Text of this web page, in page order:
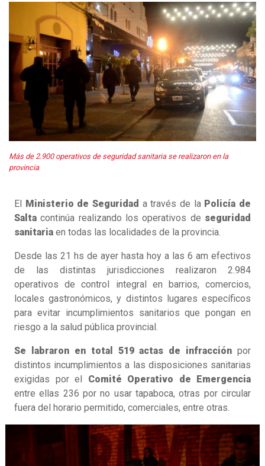
Más de 2.900 operativos de seguridad sanitaria se realizaron en la
provincia
El Ministerio de Seguridad a través de la Policía de
Salta continúa realizando los operativos de seguridad
sanitaria en todas las localidades de la provincia.
Desde las 21 hs de ayer hasta hoy a las 6 am efectivos
de las distintas jurisdicciones realizaron 2.984
operativos de control integral en barrios, comercios,
locales gastronómicos, y distintos lugares específicos
para evitar incumplimientos sanitarios que pongan en
riesgo a la salud pública provincial.
Se labraron en total 519 actas de infracción por
distintos incumplimientos a las disposiciones sanitarias
exigidas por el Comité Operativo de Emergencia
entre ellas 236 por no usar tapaboca, otras por circular
fuera del horario permitido, comerciales, entre otras.